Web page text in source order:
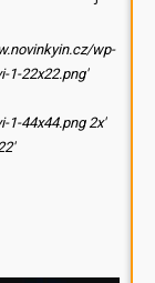
wp-
1-22x22.png'
1-44x44.png 2x'